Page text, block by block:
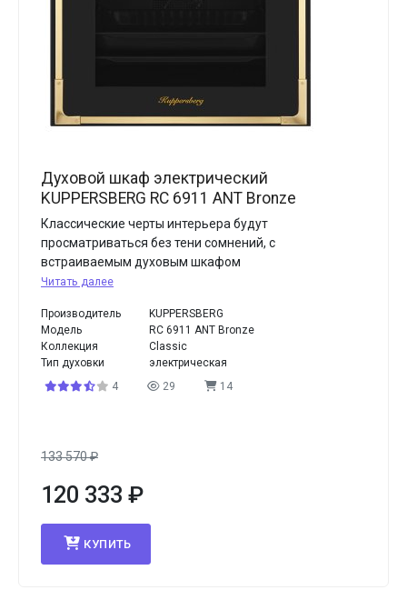
Духовой шкаф электрический
KUPPERSBERG RC 6911 ANT Bronze
Классические черты интерьера будут
просматриваться без тени сомнений, с
встраиваемым духовым шкафом
Читать далее
Производитель
KUPPERSBERG
Модель
RC 6911 ANT Bronze
Коллекция
Classic
Тип духовки
электрическая
4
29 14
133 570₽
120 333 ₽
КУПИТЬ